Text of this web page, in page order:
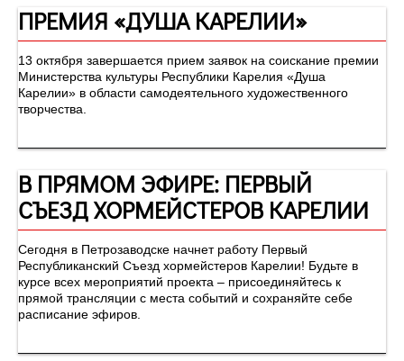
ПРЕМИЯ «ДУША КАРЕЛИИ»
13 октября завершается прием заявок на соискание премии
Министерства культуры Республики Карелия «Душа
Карелии» в области самодеятельного художественного
творчества.
В ПРЯМОМ ЭФИРЕ: ПЕРВЫЙ
СЪЕЗД ХОРМЕЙСТЕРОВ КАРЕЛИИ
Сегодня в Петрозаводске начнет работу Первый
Республиканский Съезд хормейстеров Карелии! Будьте в
курсе всех мероприятий проекта – присоединяйтесь к
прямой трансляции с места событий и сохраняйте себе
расписание эфиров.